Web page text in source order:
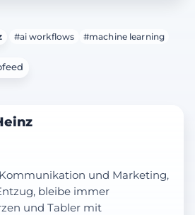
#ai workflows #machine learning
und Marketing,
bleibe immer
und Tabler mit